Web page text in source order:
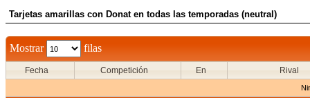
Tarjetas amarillas con Donat en todas las temporadas (neutral)
Mostrar filas
Fecha Competición En Rival